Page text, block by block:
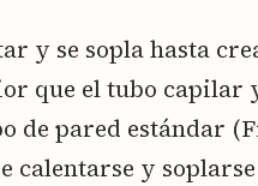
y se sopla hasta
que el tubo capilar
pared estándar
calentarse y soplarse